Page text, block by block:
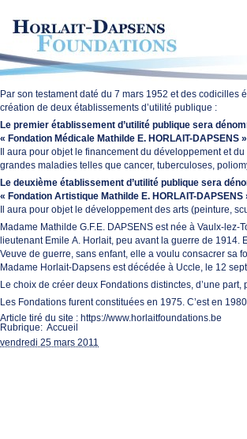
Par son testament daté du 7 mars 1952 et des
création de deux établissements d’utilité publique :
Le premier établissement d’utilité publique sera
« Fondation Médicale Mathilde E. HORLAIT-DAPSENS
Il aura pour objet le financement du développement et
grandes maladies telles que cancer, tuberculoses,
Le deuxième établissement d’utilité publique sera
« Fondation Artistique Mathilde E. HORLAIT-DAPSENS
Il aura pour objet le développement des arts (peinture,
Madame Mathilde G.F.E. DAPSENS est née à Vaulx-
lieutenant Emile A. Horlait, peu avant la guerre de
Veuve de guerre, sans enfant, elle a voulu consacrer sa
Madame Horlait-Dapsens est décédée à Uccle, le 12
Le choix de créer deux Fondations distinctes, d’une
Les Fondations furent constituées en 1975. C’est en
Article tiré du site : https://www.horlaitfoundations.be
Rubrique: Accueil
vendredi 25 mars 2011